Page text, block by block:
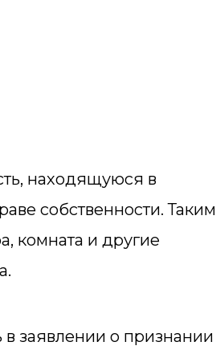
находящуюся в
собственности. Таким
комната и другие
заявлении о признании